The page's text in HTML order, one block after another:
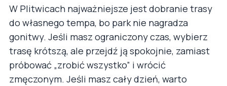
W Plitwicach najważniejsze jest dobranie trasy
do własnego tempa, bo park nie nagradza
gonitwy. Jeśli masz ograniczony czas, wybierz
trasę krótszą, ale przejdź ją spokojnie, zamiast
próbować „zrobić wszystko” i wrócić
zmęczonym. Jeśli masz cały dzień, warto